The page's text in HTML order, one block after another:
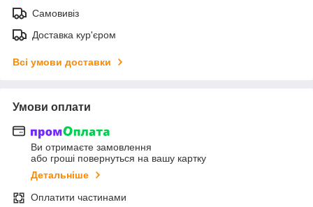
Самовивіз
Доставка кур'єром
Всі умови доставки
Умови оплати
Ви отримаєте замовлення
або гроші повернуться на вашу картку
Детальніше
Оплатити частинами